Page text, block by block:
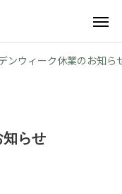
ンウィーク休業のお知ら
知らせ